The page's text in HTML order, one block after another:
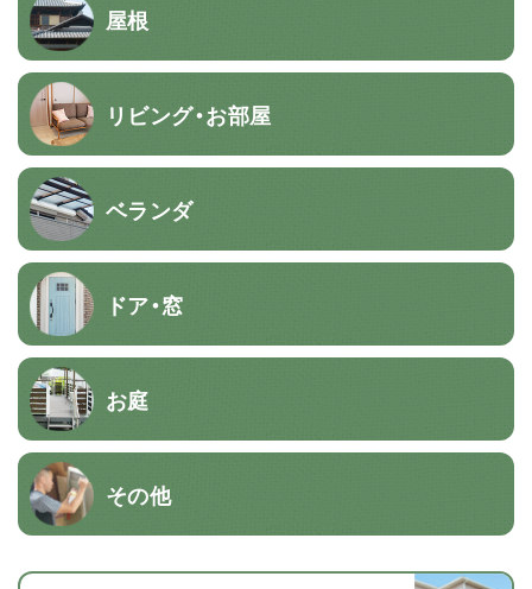
屋根
リビング・お部屋
ベランダ
ドア・窓
お庭
その他